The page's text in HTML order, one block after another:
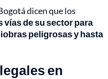
dicen que los
de su sector para
peligrosas y hasta
en